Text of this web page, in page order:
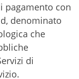
pagamento con
denominato
che
di